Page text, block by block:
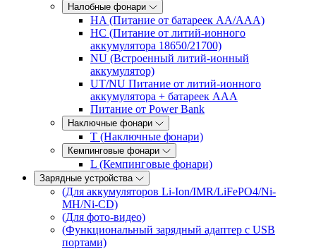
Налобные фонари
HA (Питание от батареек AA/AAA)
HC (Питание от литий-ионного
аккумулятора 18650/21700)
NU (Встроенный литий-ионный
аккумулятор)
UT/NU Питание от литий-ионного
аккумулятора + батареек AAA
Питание от Power Bank
Наключные фонари
T (Наключные фонари)
Кемпинговые фонари
L (Кемпинговые фонари)
Зарядные устройства
(Для аккумуляторов Li-Ion/IMR/LiFePO4/Ni-
MH/Ni-CD)
(Для фото-видео)
(Функциональный зарядный адаптер с USB
портами)